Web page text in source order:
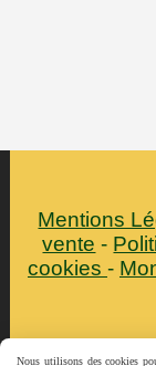
Mentions
vente
cookies
Nous utilisons des cookies